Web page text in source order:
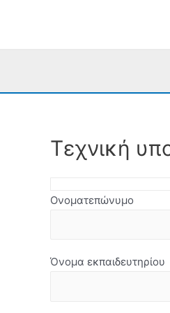
Τεχνική
Ονοματεπώνυμο
Όνομα εκπαιδευτηρίου